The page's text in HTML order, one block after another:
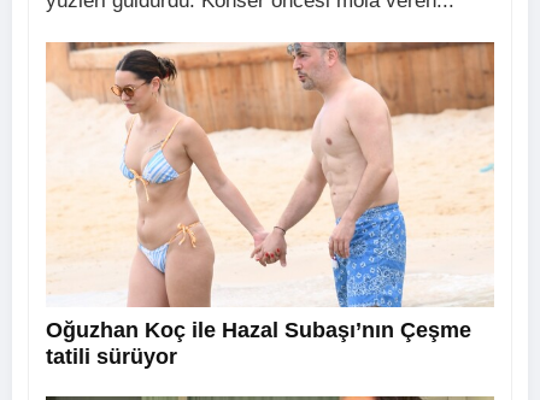
Oğuzhan Koç ile Hazal Subaşı’nın Çeşme
tatili sürüyor